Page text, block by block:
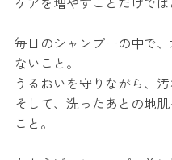
毎日のシャンプーの中で
ないこと。
うるおいを守りながら、
そして、洗ったあとの地
こと。